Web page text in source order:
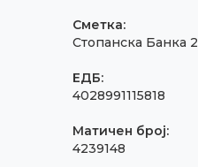
Сметка:
Стопанска Банка
ЕДБ:
4028991115818
Матичен број:
4239148